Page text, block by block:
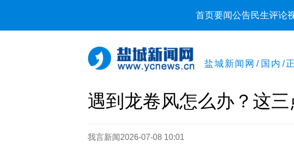
首页要闻公告民生评论
盐城新闻网 / 国内 /
遇到龙卷风怎么办？这三
我言新闻 2026-07-08 10:01